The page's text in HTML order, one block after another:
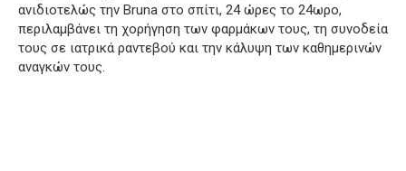
ανιδιοτελώς την Bruna στο σπίτι, 24 ώρες το 24ωρο,
περιλαμβάνει τη χορήγηση των φαρμάκων τους, τη συνοδεία
τους σε ιατρικά ραντεβού και την κάλυψη των καθημερινών
αναγκών τους.